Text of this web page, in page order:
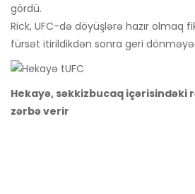
gördü.
Rick, UFC-də döyüşlərə hazır olmaq
fürsət itirildikdən sonra geri
Hekayə, səkkizbucaq içərisindəki
zərbə verir